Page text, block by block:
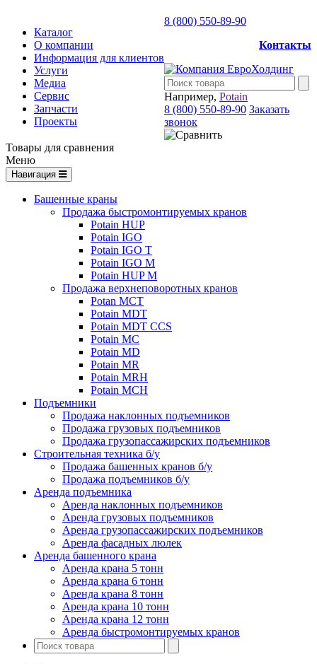
Каталог
О компании
Информация для клиентов
Услуги
Медиа
Сервис
Запчасти
Проекты
8 (800) 550-89-90
Контакты
Например, Potain
8 (800) 550-89-90 Заказать
звонок
Товары для сравнения
Меню
Навигация
Башенные краны
Продажа быстромонтируемых кранов
Potain HUP
Potain IGO
Potain IGO T
Potain IGO M
Potain HUP M
Продажа верхнеповоротных кранов
Potan MCT
Potain MDT
Potain MDT CCS
Potain MC
Potain MD
Potain MR
Potain MRH
Potain MCH
Подъемники
Продажа наклонных подъемников
Продажа грузовых подъемников
Продажа грузопассажирских подъемников
Строительная техника б/у
Продажа башенных кранов б/у
Продажа подъемников б/у
Аренда подъемника
Аренда наклонных подъемников
Аренда грузовых подъемников
Аренда грузопассажирских подъемников
Аренда фасадных люлек
Аренда башенного крана
Аренда крана 5 тонн
Аренда крана 6 тонн
Аренда крана 8 тонн
Аренда крана 10 тонн
Аренда крана 12 тонн
Аренда быстромонтируемых кранов